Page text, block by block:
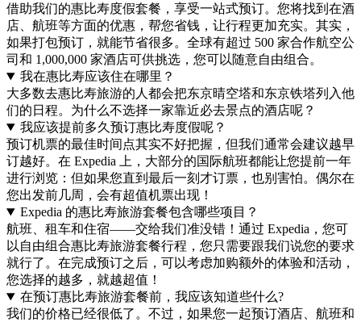
借助我们的惠比寿度假套餐，享受一站式预订。您将找到在酒
店、航班等方面的优惠，帮您省钱，让行程更加充实。其实，
如果打包预订，就能节省很多。全球有超过 500 家合作航空公
司和 1,000,000 家酒店可供挑选，您可以随意自由组合。
我在惠比寿应该住在哪里？
大多数去惠比寿旅游的人都会把东京晴空塔和东京铁塔列入他
们的日程。为什么不选择一家靠近必去景点的酒店呢？
我应该提前多久预订惠比寿度假呢？
预订机票的最佳时间点其实不好把握，但我们通常会建议越早
订越好。在 Expedia 上，大部分的国际航班都能让您提前一年
进行浏览：但如果您直到最后一刻才订票，也别害怕。偶尔在
您出发前几周，会有超值机票出现！
Expedia 的惠比寿旅游套餐包含哪些项目？
航班、租车和住宿——交给我们准没错！通过 Expedia，您可
以自由组合惠比寿旅游套餐行程，您只需要跟我们说您的要求
就行了。在完成预订之后，可以考虑加购额外的体验和活动，
您选择的越多，就越超值！
在预订惠比寿旅游套餐前，我应该知道些什么?
我们的价格已经很低了。不过，如果您一起预订酒店、航班和